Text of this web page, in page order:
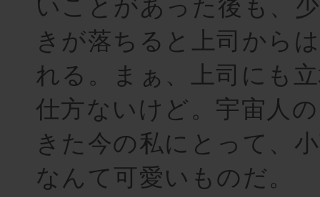
いことがあった後も、
きが落ちると上司から
れる。まぁ、上司にも
仕方ないけど。宇宙人
きた今の私にとって、
なんて可愛いものだ。